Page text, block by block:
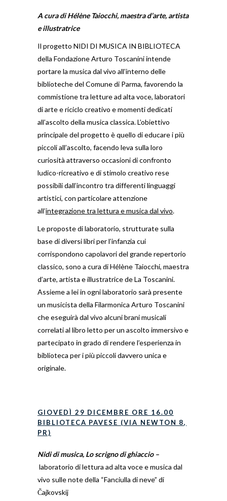
A cura di Hélène Taiocchi, maestra d’arte, artista
e illustratrice
Il progetto NIDI DI MUSICA IN BIBLIOTECA
della Fondazione Arturo Toscanini intende
portare la musica dal vivo all’interno delle
biblioteche del Comune di Parma, favorendo la
commistione tra letture ad alta voce, laboratori
di arte e riciclo creativo e momenti dedicati
all’ascolto della musica classica. L’obiettivo
principale del progetto è quello di educare i più
piccoli all’ascolto, facendo leva sulla loro
curiosità attraverso occasioni di confronto
ludico-ricreativo e di stimolo creativo rese
possibili dall’incontro tra differenti linguaggi
artistici, con particolare attenzione
all’integrazione tra lettura e musica dal vivo.
Le proposte di laboratorio, strutturate sulla
base di diversi libri per l’infanzia cui
corrispondono capolavori del grande repertorio
classico, sono a cura di Hélène Taiocchi, maestra
d’arte, artista e illustratrice de La Toscanini.
Assieme a lei in ogni laboratorio sarà presente
un musicista della Filarmonica Arturo Toscanini
che eseguirà dal vivo alcuni brani musicali
correlati al libro letto per un ascolto immersivo e
partecipato in grado di rendere l’esperienza in
biblioteca per i più piccoli davvero unica e
originale.
GIOVEDÌ 29 DICEMBRE ORE 16.00
BIBLIOTECA PAVESE (VIA NEWTON 8,
PR)
Nidi di musica, Lo scrigno di ghiaccio –
laboratorio di lettura ad alta voce e musica dal
vivo sulle note della “Fanciulla di neve” di
Čajkovskij